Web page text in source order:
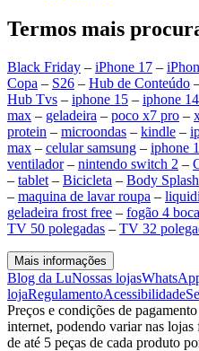
Termos mais
Black Friday – iPhone 17 –
Copa – S26 – Hub de Conteúdo
Hub Tvs – iphone 15 – iphone 14
max – geladeira – poco x7 pro –
protein – microondas – kindle –
max – celular samsung – iphone
ventilador– nintendo switch 2 –
– tablet – Bicicleta – Body Splash
– maquina de lavar roupa –
geladeira frost free – fogão 4
TV 50 polegadas – TV 32
Mais informações
Blog da LuNossas lojas
lojaRegulamentoAcessibilidade
Preços e condições de
internet, podendo variar nas
de até 5 peças de cada produto